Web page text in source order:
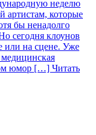
неделю
артистам, которые
бы ненадолго
сегодня клоунов
или на сцене. Уже
медицинская
юмор […] Читать